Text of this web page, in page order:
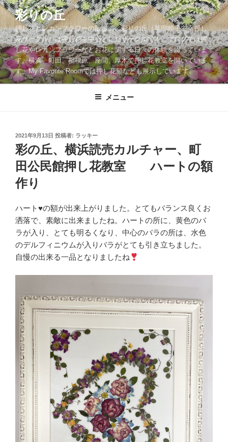
コ
ン
テ
ン
ツ
へ
ス
彩りの丘
押し花とレカンフラワーの散歩道。彩りの丘（草部睦子主宰押し
花サークル）は押し花を中心としたサークルです。ブログでは押
し花やレカンフラワーなどお花に関する日々の体験を綴っていま
す。横浜、町田、相模原、座間、厚木で押し花教室を開いていま
す。My Favorite Roomでは押し花額なども展示しています。
メニュー
投
稿
日:
2021年9月13日 投稿者: ラッキー
彩の丘、横浜読売カルチャー、町
田公民館押し花教室 ハートの額
作り
ハート♥️の額が出来上がりました。とてもバランス良くお
洒落で、素敵に出来ましたね。ハートの所に、黄色のバ
ラが入り、とても明るくなり、中心のバラの所は、水色
のデルフィニウムが入りバラがとても引き立ちました。
自慢の出来る一品となりましたね